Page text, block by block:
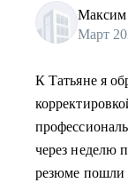
Максим
Март
К Татьяне я
через неделю
резюме пошли